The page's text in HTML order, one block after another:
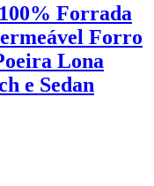
Forrada
Forro
Lona
e Sedan